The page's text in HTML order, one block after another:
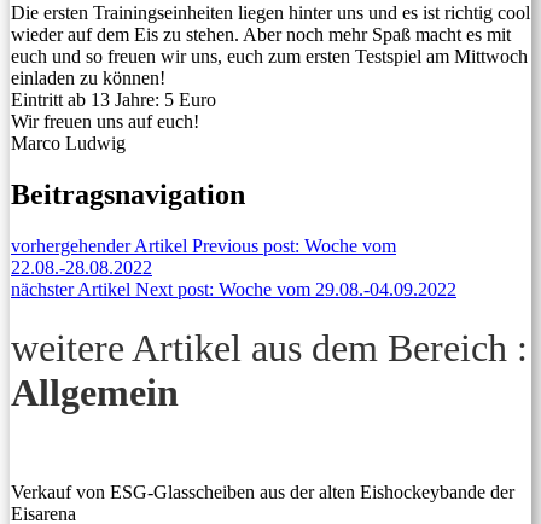
Die ersten Trainingseinheiten liegen hinter uns und es ist richtig cool
wieder auf dem Eis zu stehen. Aber noch mehr Spaß macht es mit
euch und so freuen wir uns, euch zum ersten Testspiel am Mittwoch
einladen zu können!
Eintritt ab 13 Jahre: 5 Euro
Wir freuen uns auf euch!
Marco Ludwig
Beitragsnavigation
vorhergehender Artikel Previous post: Woche vom
22.08.-28.08.2022
nächster Artikel Next post: Woche vom 29.08.-04.09.2022
weitere Artikel aus dem Bereich :
Allgemein
Verkauf von ESG-Glasscheiben aus der alten Eishockeybande der
Eisarena